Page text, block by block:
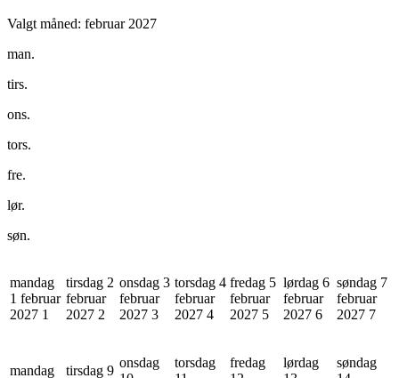
Valgt måned: februar 2027
man.
tirs.
ons.
tors.
fre.
lør.
søn.
mandag
1 februar
2027 1
tirsdag 2
februar
2027 2
onsdag 3
februar
2027 3
torsdag 4
februar
2027 4
fredag 5
februar
2027 5
lørdag 6
februar
2027 6
søndag 7
februar
2027 7
mandag
tirsdag 9
onsdag
torsdag
fredag
lørdag
søndag